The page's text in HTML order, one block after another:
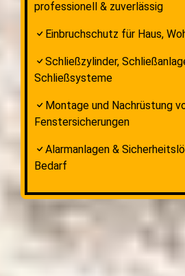
professionell & zuverlässig
Einbruchschutz für Haus,
Schließzylinder,
Schließsysteme
Montage und Nachrüstung
Fenstersicherungen
Alarmanlagen &
Bedarf